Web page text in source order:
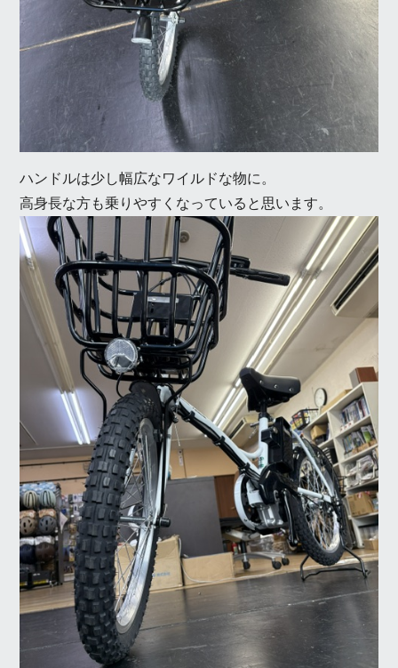
ハンドルは少し幅広なワイルドな物に。
高身長な方も乗りやすくなっていると思います。